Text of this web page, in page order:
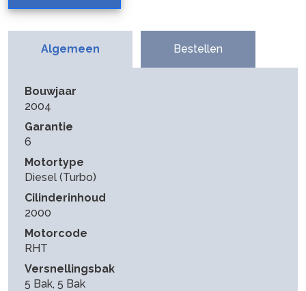
Algemeen Bestellen
Bouwjaar
2004
Garantie
6
Motortype
Diesel (Turbo)
Cilinderinhoud
2000
Motorcode
RHT
Versnellingsbak
5 Bak, 5 Bak